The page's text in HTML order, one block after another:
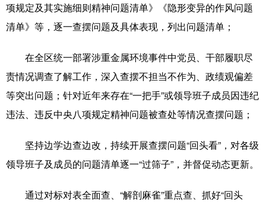
项规定及其实施细则精神问题清单》《隐形变异的作风问题
清单》等，逐一查摆问题及具体表现，列出问题清单；
在全区统一部署涉重金属环境事件中党员、干部履职尽
责情况调查了解工作，深入查摆不担当不作为、政绩观偏差
等突出问题；针对近年来存在“一把手”或领导班子成员因违纪
违法、违反中央八项规定精神问题被查处等情况查摆问题；
坚持边学边查边改，持续开展查摆问题“回头看”，对各级
领导班子及成员的问题清单逐一“过筛子”，并督促动态更新。
通过对标对表全面查、“解剖麻雀”重点查、抓好“回头